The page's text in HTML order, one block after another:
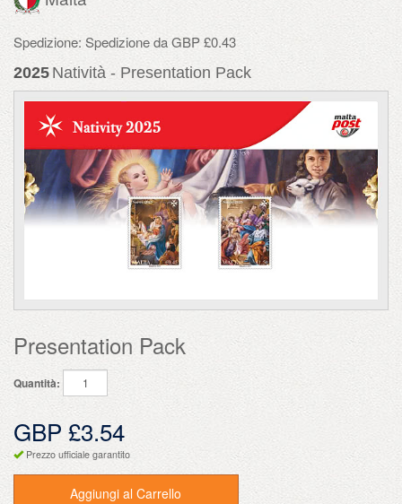
Spedizione: Spedizione da GBP £0.43
2025 Natività - Presentation Pack
Presentation Pack
Quantità:
GBP £3.54
Prezzo ufficiale garantito
Aggiungi al Carrello